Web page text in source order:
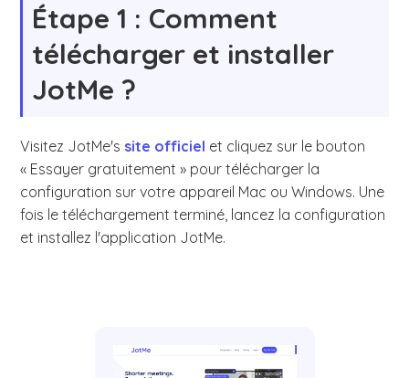
Étape 1 : Comment
télécharger et installer
JotMe ?
Visitez JotMe's site officiel et cliquez sur le bouton
« Essayer gratuitement » pour télécharger la
configuration sur votre appareil Mac ou Windows. Une
fois le téléchargement terminé, lancez la configuration
et installez l'application JotMe.